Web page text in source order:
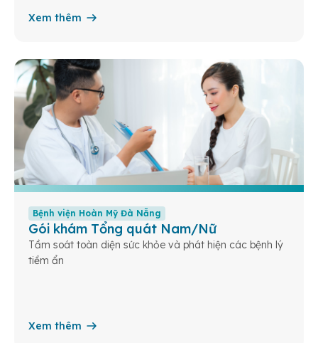
Xem thêm
Bệnh viện Hoàn Mỹ Đà Nẵng
Gói khám Tổng quát Nam/Nữ
Tầm soát toàn diện sức khỏe và phát hiện các bệnh lý
tiềm ẩn
Xem thêm